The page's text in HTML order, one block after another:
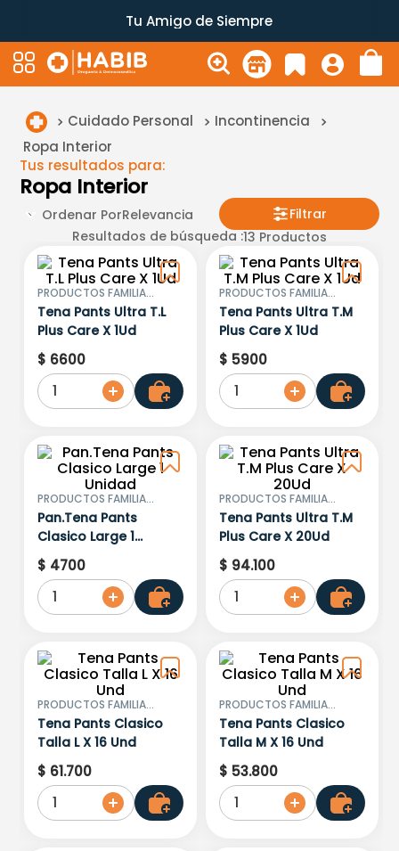
Tu Amigo de Siempre
Cuidado Personal
Incontinencia
Ropa Interior
Tus resultados para:
Ropa Interior
Ordenar PorRelevancia
Filtrar
Resultados de búsqueda :13 Productos
PRODUCTOS FAMILIA
SANCELA S.A.
Tena Pants Ultra T.L
Plus Care X 1Ud
$ 6600
1
PRODUCTOS FAMILIA
SANCELA S.A.
Tena Pants Ultra T.M
Plus Care X 1Ud
$ 5900
1
PRODUCTOS FAMILIA
SANCELA S.A.
Pan.Tena Pants
Clasico Large 1
Unidad
$ 4700
1
PRODUCTOS FAMILIA
SANCELA S.A.
Tena Pants Ultra T.M
Plus Care X 20Ud
$ 94.100
1
PRODUCTOS FAMILIA
SANCELA S.A.
Tena Pants Clasico
Talla L X 16 Und
$ 61.700
1
PRODUCTOS FAMILIA
SANCELA S.A.
Tena Pants Clasico
Talla M X 16 Und
$ 53.800
1